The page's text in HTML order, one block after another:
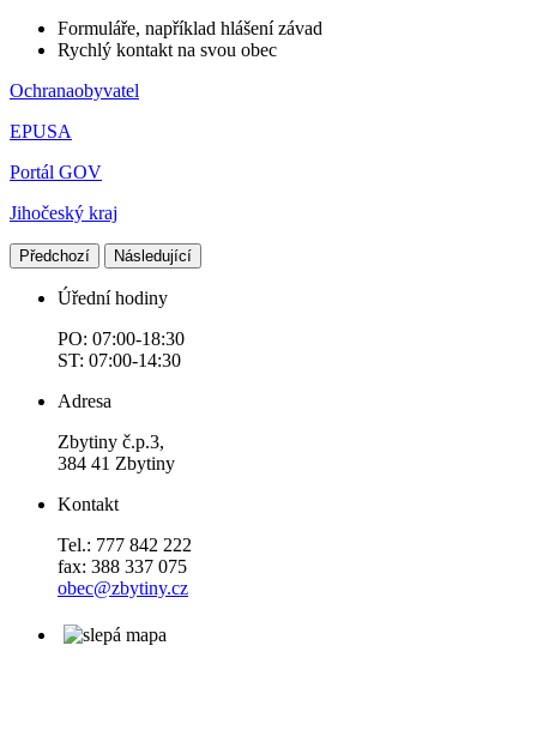
Formuláře, například hlášení závad
Rychlý kontakt na svou obec
Ochranaobyvatel
EPUSA
Portál GOV
Jihočeský kraj
Předchozí Následující
Úřední hodiny
PO: 07:00-18:30
ST: 07:00-14:30
Adresa
Zbytiny č.p.3,
384 41 Zbytiny
Kontakt
Tel.: 777 842 222
fax: 388 337 075
obec@zbytiny.cz